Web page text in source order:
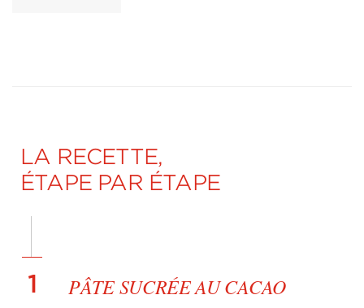
LA RECETTE,
ÉTAPE PAR ÉTAPE
1 PÂTE SUCRÉE AU CACAO